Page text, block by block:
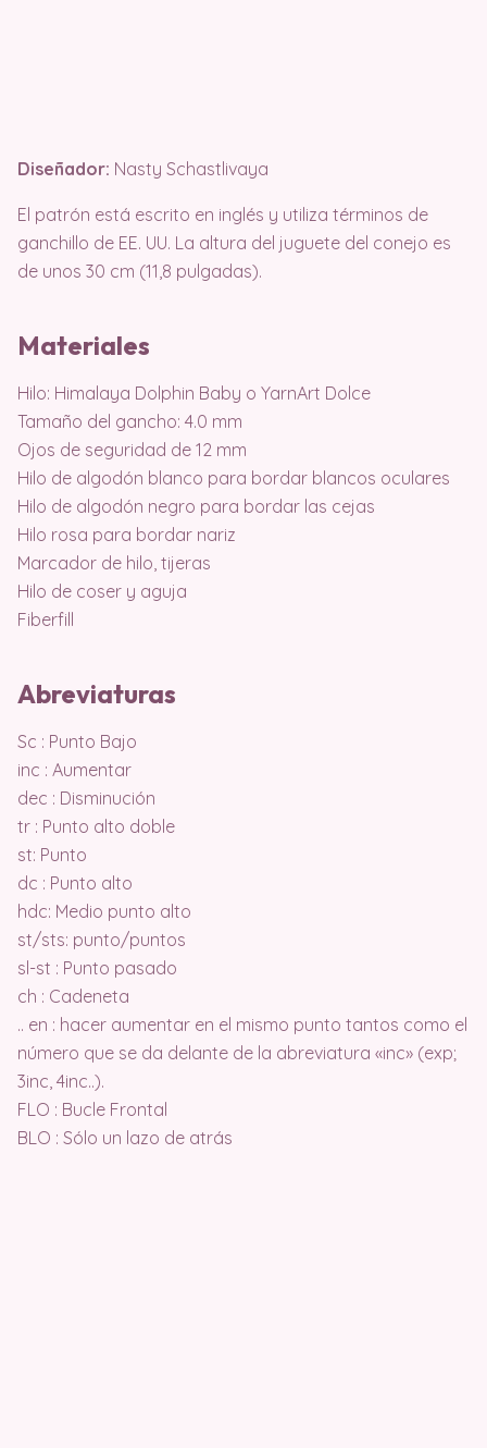
Diseñador: Nasty Schastlivaya
El patrón está escrito en inglés y utiliza términos de
ganchillo de EE. UU. La altura del juguete del conejo es
de unos 30 cm (11,8 pulgadas).
Materiales
Hilo: Himalaya Dolphin Baby o YarnArt Dolce
Tamaño del gancho: 4.0 mm
Ojos de seguridad de 12 mm
Hilo de algodón blanco para bordar blancos oculares
Hilo de algodón negro para bordar las cejas
Hilo rosa para bordar nariz
Marcador de hilo, tijeras
Hilo de coser y aguja
Fiberfill
Abreviaturas
Sc : Punto Bajo
inc : Aumentar
dec : Disminución
tr : Punto alto doble
st: Punto
dc : Punto alto
hdc: Medio punto alto
st/sts: punto/puntos
sl-st : Punto pasado
ch : Cadeneta
.. en : hacer aumentar en el mismo punto tantos como el
número que se da delante de la abreviatura «inc» (exp;
3inc, 4inc..).
FLO : Bucle Frontal
BLO : Sólo un lazo de atrás